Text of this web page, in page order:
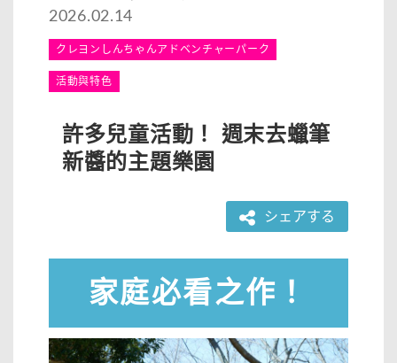
2026.02.14
クレヨンしんちゃんアドベンチャーパーク
活動與特色
許多兒童活動！ 週末去蠟筆
新醬的主題樂園
シェアする
家庭必看之作！